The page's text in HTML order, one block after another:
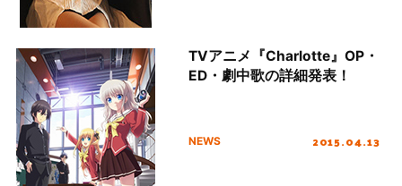
TVアニメ『Charlotte』OP・
ED・劇中歌の詳細発表！
NEWS 2015.04.13